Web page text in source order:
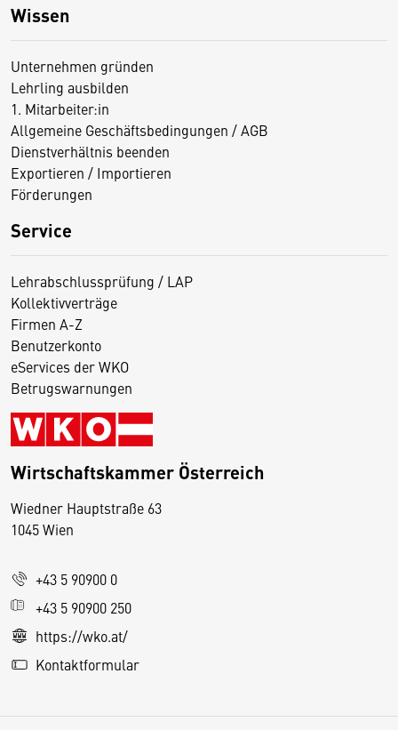
Wissen
Unternehmen gründen
Lehrling ausbilden
1. Mitarbeiter:in
Allgemeine Geschäftsbedingungen / AGB
Dienstverhältnis beenden
Exportieren / Importieren
Förderungen
Service
Lehrabschlussprüfung / LAP
Kollektivverträge
Firmen A-Z
Benutzerkonto
eServices der WKO
Betrugswarnungen
Wirtschaftskammer Österreich
Wiedner Hauptstraße 63
1045 Wien
+43 5 90900 0
+43 5 90900 250
https://wko.at/
Kontaktformular
D
s
e
S
e